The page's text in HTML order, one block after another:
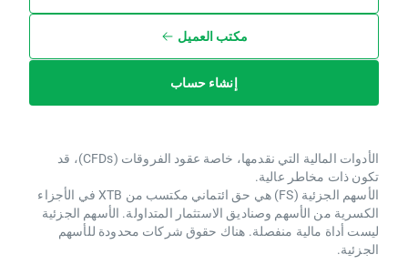
مكتب العميل
إنشاء حساب
الأدوات المالية التي نقدمها، خاصة عقود الفروقات (CFDs)، قد
تكون ذات مخاطر عالية.
الأسهم الجزئية (FS) هي حق ائتماني مكتسب من XTB ​​في الأجزاء
الكسرية من الأسهم وصناديق الاستثمار المتداولة. الأسهم الجزئية
ليست أداة مالية منفصلة. هناك حقوق شركات محدودة للأسهم
الجزئية.